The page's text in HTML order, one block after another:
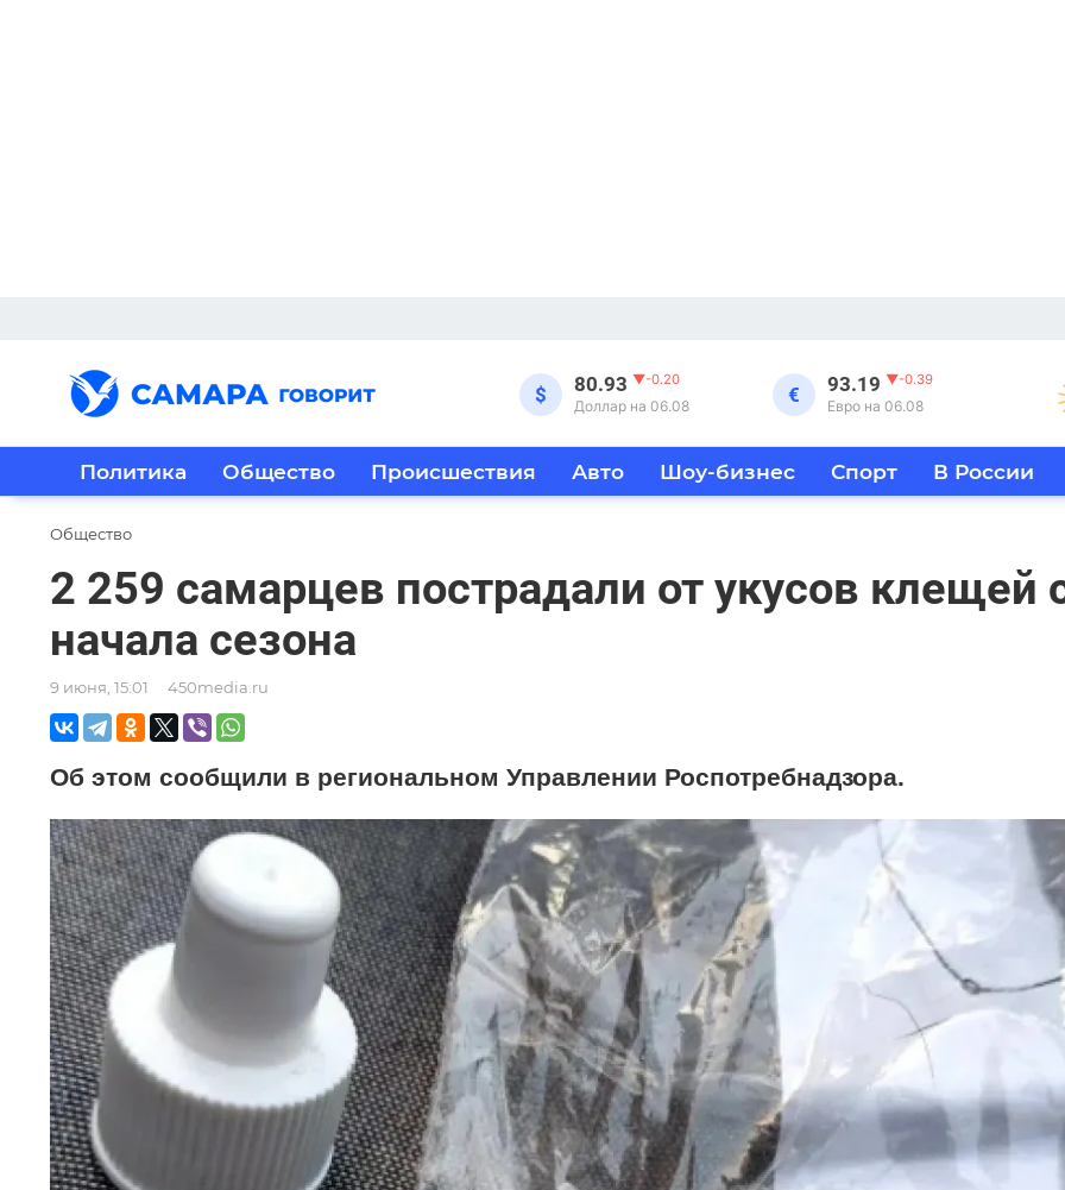
$ 80.93 ▼-0.20
Доллар на 06.08 € 93.19 ▼-0.39
Евро на 06.08
Политика Общество Происшествия Авто Шоу-бизнес Спорт В России
Общество
2 259 самарцев пострадали от укусов клещей
начала сезона
9 июня, 15:01 450media.ru
Об этом сообщили в региональном Управлении Роспотребнадзора.